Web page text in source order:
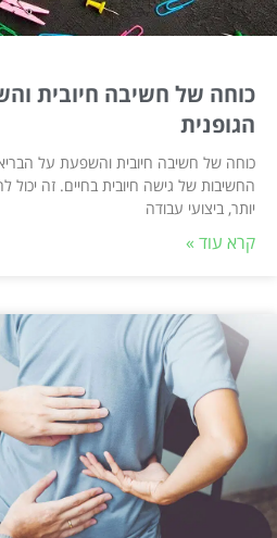
כוחה של חשיבה חיובית
הגופנית
כוחה של חשיבה חיובית והשפעת על
החשיבות של גישה חיובית בחיים. זה יכול
יותר, ביצועי עבודה
קרא עוד »